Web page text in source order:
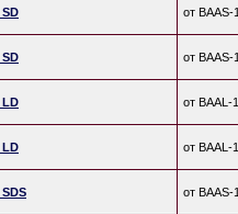
SD от BAAS-
SD от BAAS-
LD от BAAL-
LD от BAAL-
SDS от BAAS-